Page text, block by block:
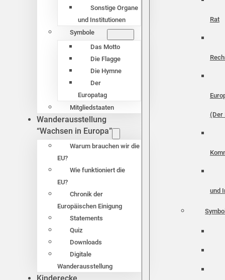
Sonstige Organe
und Institutionen
Symbole
Das Motto
Die Flagge
Die Hymne
Der
Europatag
Mitgliedstaaten
Wanderausstellung
“Wachsen in Europa”
Warum brauchen wir die
EU?
Wie funktioniert die
EU?
Chronik der
Europäischen Einigung
Statements
Quiz
Downloads
Digitale
Wanderausstellung
Rat
(Der
und